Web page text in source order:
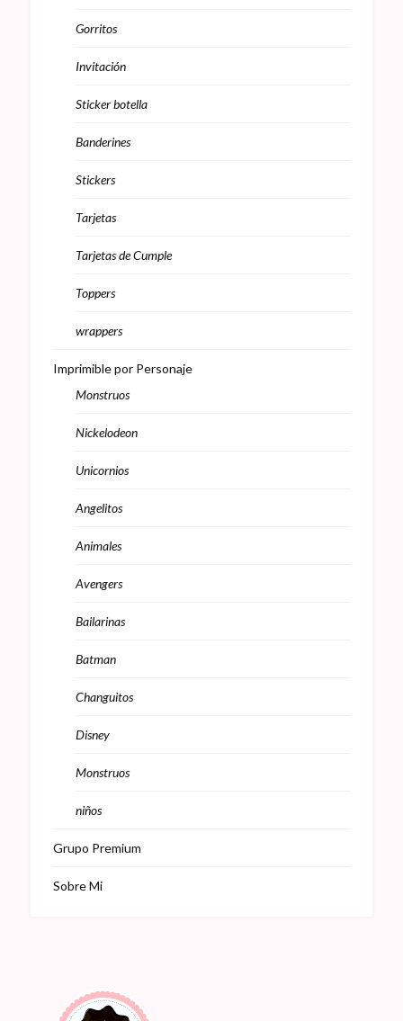
Gorritos
Invitación
Sticker botella
Banderines
Stickers
Tarjetas
Tarjetas de Cumple
Toppers
wrappers
Imprimible por Personaje
Monstruos
Nickelodeon
Unicornios
Angelitos
Animales
Avengers
Bailarinas
Batman
Changuitos
Disney
Monstruos
niños
Grupo Premium
Sobre Mi